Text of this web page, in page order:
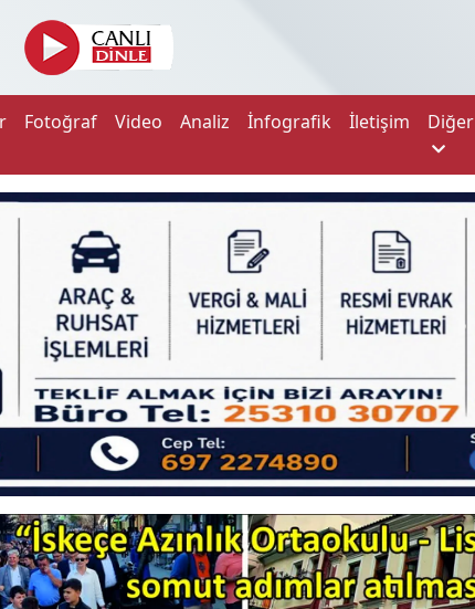
Fotoğraf Video Analiz İnfografik İletişim Diğer